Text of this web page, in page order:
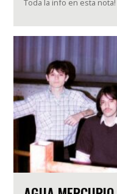
Toda la info en esta nota!